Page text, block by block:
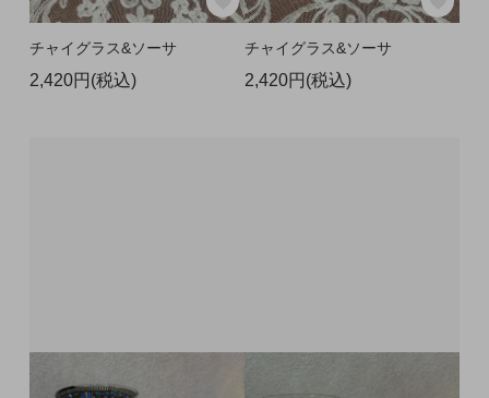
チャイグラス&ソーサ
2,420円(税込)
チャイグラス&ソーサ
2,420円(税込)